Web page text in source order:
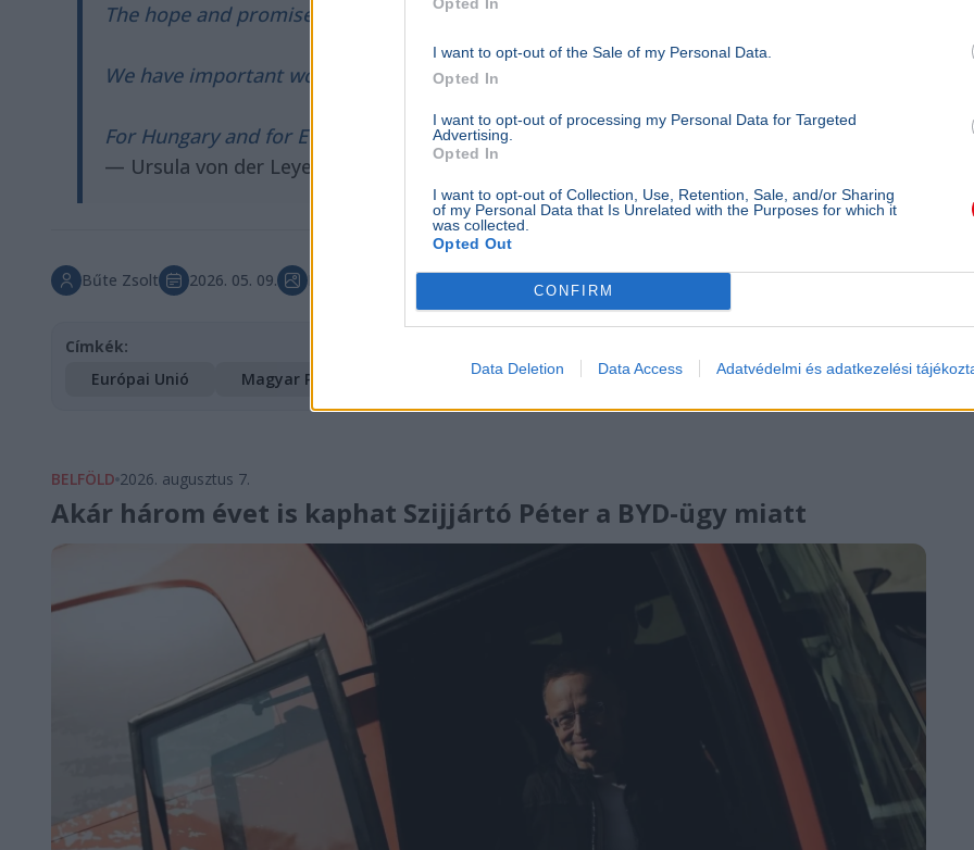
I want to opt-out of the Sale of my Personal Data.
Opted In
I want to opt-out of processing my Personal Data for Targeted
Advertising.
Opted In
I want to opt-out of Collection, Use, Retention, Sale, and/or Sharing
of my Personal Data that Is Unrelated with the Purposes for which it
was collected.
Opted Out
CONFIRM
Data Deletion Data Access Adatvédelmi és adatkezelési
The hope and promise of renewal is a powerful signal in these challenging times.
We have important work ahead of us.
For Hungary and for Europe, we are…
— Ursula von der Leyen (@vonderleyen)May 9, 2026
Bűte Zsolt 2026. 05. 09. Főkép forrása: Northfoto
Címkék:
Európai Unió
Magyar Péter
BELFÖLD 2026. augusztus 7.
Akár három évet is kaphat Szijjártó Péter a BYD-ügy miatt